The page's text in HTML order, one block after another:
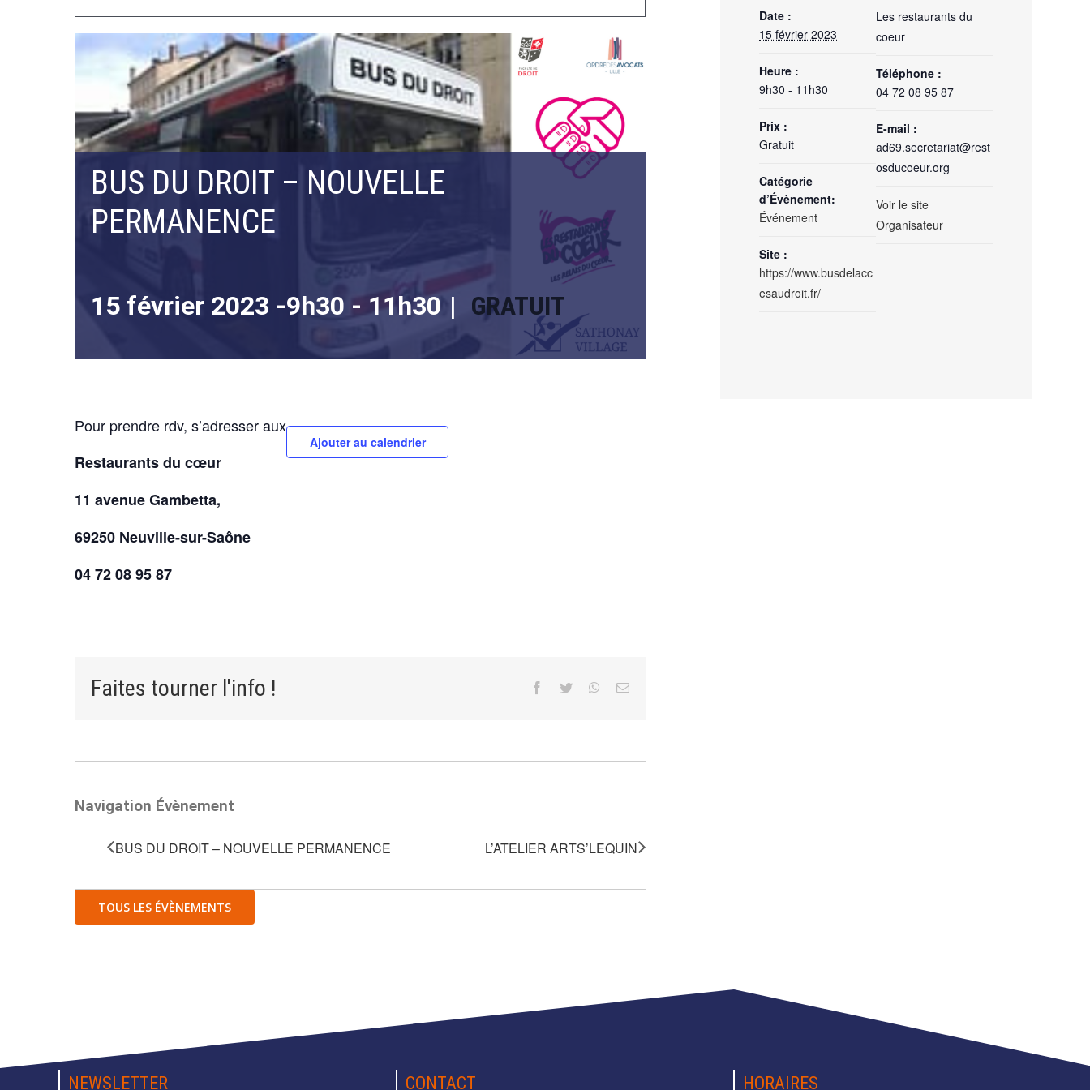
BUS DU DROIT – NOUVELLE
PERMANENCE
15 février 2023 -9h30 - 11h30 | GRATUIT
Pour prendre rdv, s’adresser aux
Restaurants du cœur
11 avenue Gambetta,
69250 Neuville-sur-Saône
04 72 08 95 87
Ajouter au calendrier
Faites tourner l'info ! Facebook
Twitter WhatsApp
Email
Navigation Évènement
BUS DU DROIT – NOUVELLE PERMANENCE L’ATELIER ARTS’LEQUIN
TOUS LES ÉVÈNEMENTS
Date :
15 février 2023
Heure :
9h30 - 11h30
Prix :
Gratuit
Catégorie
d’Évènement:
Événement
Site :
https://www.busdelacc
esaudroit.fr/
Les restaurants du
coeur
Téléphone :
04 72 08 95 87
E-mail :
ad69.secretariat@rest
osducoeur.org
Voir le site
Organisateur
NEWSLETTER CONTACT HORAIRES